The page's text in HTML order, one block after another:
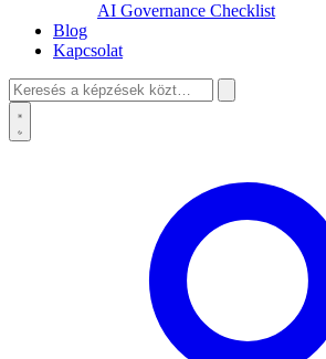
AI Governance Checklist
Blog
Kapcsolat